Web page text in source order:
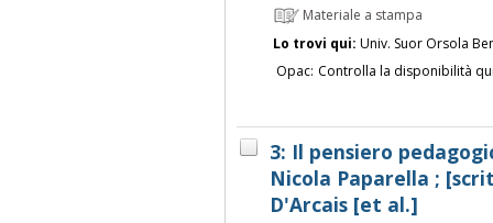
Materiale a stampa
Lo trovi qui: Univ. Suor Orsola
Opac: Controlla la disponibilità
3: Il pensiero
Nicola Paparella ;
D'Arcais [et al.]